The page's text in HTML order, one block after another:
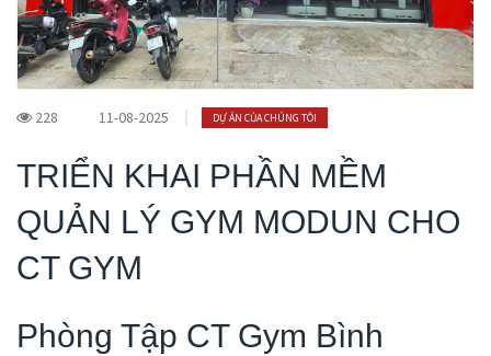
228 11-08-2025 DỰ ÁN CỦA CHÚNG TÔI
TRIỂN KHAI PHẦN MỀM
QUẢN LÝ GYM MODUN CHO
CT GYM
Phòng Tập CT Gym Bình